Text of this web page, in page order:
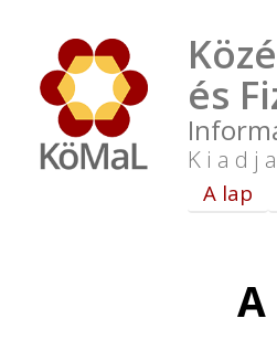
és
A lap